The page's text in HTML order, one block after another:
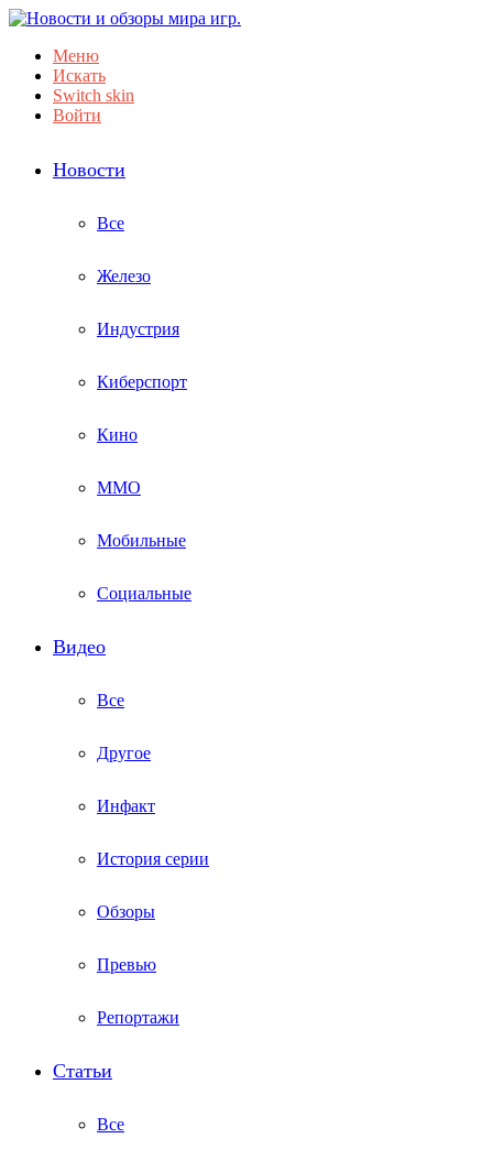
Меню
Искать
Switch skin
Войти
Новости
Все
Железо
Индустрия
Киберспорт
Кино
ММО
Мобильные
Социальные
Видео
Все
Другое
Инфакт
История серии
Обзоры
Превью
Репортажи
Статьи
Все